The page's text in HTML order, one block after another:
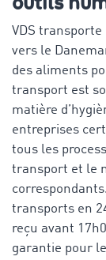
VDS
vers le
des aliments
transport est
matière
entreprises
tous les
transport et le
transports en
reçu avant
garantie pour